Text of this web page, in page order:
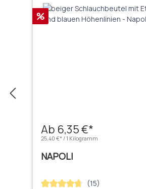
Rabatt
%
Ab 6,35 €*
25,40 €* / 1 Kilogramm
NAPOLI
Durchschnittliche Bewertung
(15)